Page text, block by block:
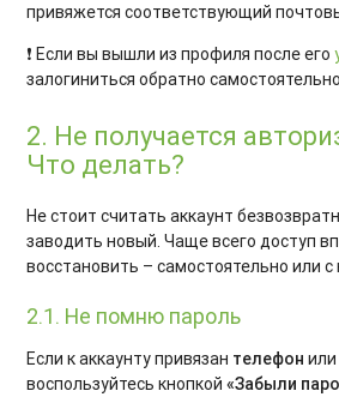
привяжется соответствующий
❗ Если вы вышли из профиля после его
залогиниться обратно
2. Не получается
Что делать?
Не стоит считать аккаунт
заводить новый. Чаще всего доступ
восстановить – самостоятельно или
2.1. Не помню пароль
Если к аккаунту привязан телефон или
воспользуйтесь кнопкой«Забыли